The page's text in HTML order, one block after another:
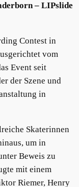
– LIPslide
Contest in
vom
Event seit
der Szene und
in
Skaterinnen
um in
Beweis zu
mit einem
Riemer, Henry